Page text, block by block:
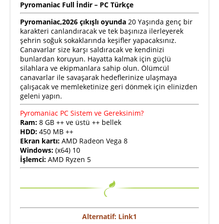
Pyromaniac Full İndir – PC Türkçe
Pyromaniac,2026 çıkışlı oyunda 20 Yaşında genç bir
karakteri canlandıracak ve tek başınıza ilerleyerek
şehrin soğuk sokaklarında keşifler yapacaksınız.
Canavarlar size karşı saldıracak ve kendinizi
bunlardan koruyun. Hayatta kalmak için güçlü
silahlara ve ekipmanlara sahip olun. Ölümcül
canavarlar ile savaşarak hedeflerinize ulaşmaya
çalışacak ve memleketinize geri dönmek için elinizden
geleni yapın.
Pyromaniac PC Sistem ve Gereksinim?
Ram: 8 GB ++ ve üstü ++ bellek
HDD: 450 MB ++
Ekran kartı: AMD Radeon Vega 8
Windows: (x64) 10
İşlemci: AMD Ryzen 5
Alternatif: Link1